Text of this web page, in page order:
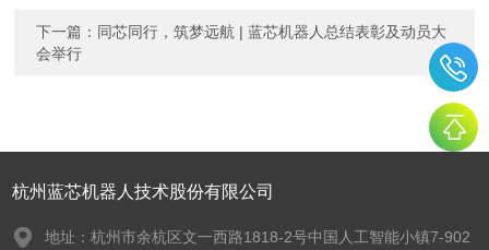
下一篇： 同芯同行，筑梦远航 | 蓝芯机器人总结表彰及动员大
会举行
杭州蓝芯机器人技术股份有限公司
地址：杭州市余杭区文一西路1818-2号中国人工智能小镇7-902